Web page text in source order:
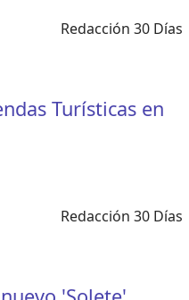
Redacción 30 Días
Turísticas en
Redacción 30 Días